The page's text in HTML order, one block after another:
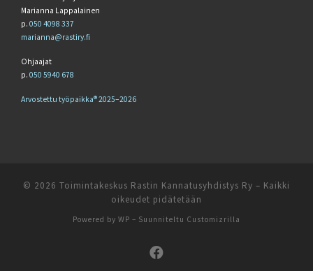
Marianna Lappalainen
p. 050 4098 337
marianna@rastiry.fi
Ohjaajat
p. 050 5940 678
Arvostettu työpaikka® 2025–2026
© 2026 Toimintakeskus Rastin Kannatusyhdistys Ry – Kaikki
oikeudet pidätetään
Powered by WP – Suunniteltu Customizrilla